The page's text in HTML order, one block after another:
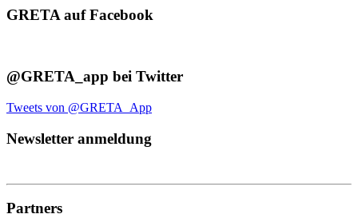
GRETA auf Facebook
@GRETA_app bei Twitter
Tweets von @GRETA_App
Newsletter anmeldung
Partners